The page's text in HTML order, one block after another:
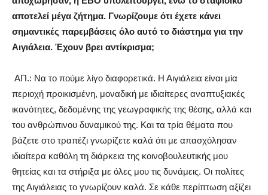
αποτελεί μέγα ζήτημα. Γνωρίζουμε ότι έχετε κάνει
σημαντικές παρεμβάσεις όλο αυτό το διάστημα για την
Αιγιάλεια. Έχουν βρει αντίκρισμα;
ΑΠ.: Να το πούμε λίγο διαφορετικά. Η Αιγιάλεια είναι μία
περιοχή προικισμένη, μοναδική με ιδιαίτερες αναπτυξιακές
ικανότητες, δεδομένης της γεωγραφικής της θέσης, αλλά και
του ανθρώπινου δυναμικού της. Και τα τρία θέματα που
βάζετε στο τραπέζι γνωρίζετε καλά ότι με απασχόλησαν
ιδιαίτερα καθόλη τη διάρκεια της κοινοβουλευτικής μου
θητείας και τα στήριξα με όλες μου τις δυνάμεις. Οι πολίτες
της Αιγιάλειας το γνωρίζουν καλά. Σε κάθε περίπτωση αξίζει